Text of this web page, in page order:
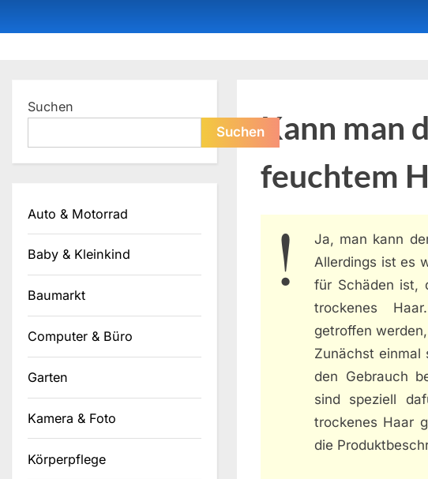
to
Kann man
feuchtem
Ja, man kann
Allerdings ist es
für Schäden ist,
trockenes
getroffen
Zunächst einmal
den Gebrauch
sind speziell
trockenes Haar
die
Suchen
Suchen
Auto & Motorrad
Baby & Kleinkind
Baumarkt
Computer & Büro
Garten
Kamera & Foto
Körperpflege